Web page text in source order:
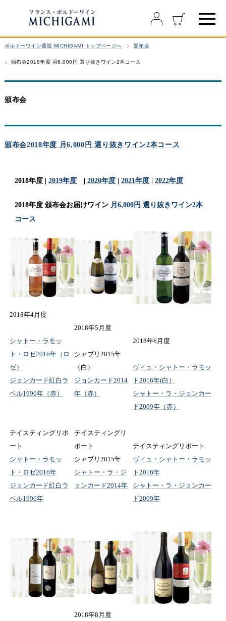
ボルドーワイン通販 MICHIGAMI トップページへ 頒布会
頒布会2018年度 月6,000円 選り抜きワイン2本コース
頒布会
頒布会2018年度 月6,000円 選り抜きワイン2本コース
2018年度 | 2019年度| 2020年度| 2021年度| 2022年度
2018年度 頒布会お届けワイン 月6,000円 選り抜きワイン2本
コース
2018年4月度
シャトー・ラモッ
ト・ロゼ2016年（ロ
ゼ）
ジョンカード紅白ラ
ベル1996年（赤）
テイスティングリポ
ート
シャトー・ラモッ
ト・ロゼ2016年
ジョンカード紅白ラ
ベル1996年
2018年5月度
シャブリ2015年
（白）
ジョンカード2014
年（赤）
テイスティングリ
ポート
シャブリ2015年
シャトー・ラ・ジ
ョンカード2014年
2018年6月度
ヴィュ・シャトー・ラモッ
ト2016年(白）
シャトー・ラ・ジョンカー
ド2009年（赤）
テイスティングリポート
ヴィュ・シャトー・ラモッ
ト2016年
シャトー・ラ・ジョンカー
ド2009年
2018年8月度